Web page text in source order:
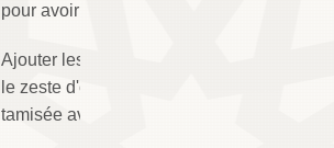
pour avoir une crème lisse.
Ajouter les œufs, l'eau de fleurs d'oranger et
le zeste d'oranges puis incorporer la farine
tamisée avec la levure.